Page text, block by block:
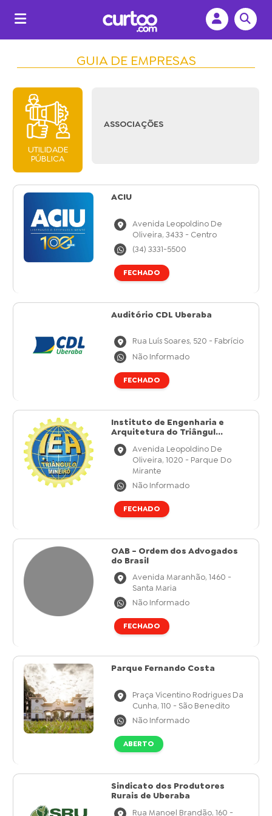
GUIA DE EMPRESAS
UTILIDADE
PÚBLICA
ASSOCIAÇÕES
ACIU
Avenida Leopoldino De
Oliveira, 3433 - Centro
(34) 3331-5500
FECHADO
Auditório CDL Uberaba
Rua Luís Soares, 520 - Fabrício
Não Informado
FECHADO
Instituto de Engenharia e
Arquitetura do Triângul...
Avenida Leopoldino De
Oliveira, 1020 - Parque Do
Mirante
Não Informado
FECHADO
OAB - Ordem dos Advogados
do Brasil
Avenida Maranhão, 1460 -
Santa Maria
Não Informado
FECHADO
Parque Fernando Costa
Praça Vicentino Rodrigues Da
Cunha, 110 - São Benedito
Não Informado
ABERTO
Sindicato dos Produtores
Rurais de Uberaba
Rua Manoel Brandão, 160 -